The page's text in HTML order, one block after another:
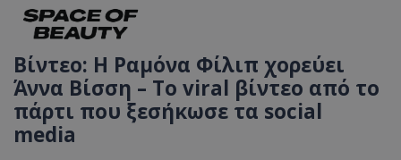
Βίντεο: Η Ραμόνα Φίλιπ χορεύει
Άννα Βίσση – Το viral βίντεο από το
πάρτι που ξεσήκωσε τα social
media